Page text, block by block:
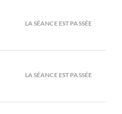
LA SÉANCE EST PASSÉE
LA SÉANCE EST PASSÉE